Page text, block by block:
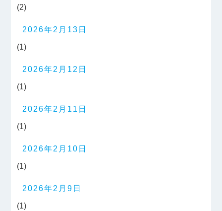
(2)
2026年2月13日
(1)
2026年2月12日
(1)
2026年2月11日
(1)
2026年2月10日
(1)
2026年2月9日
(1)